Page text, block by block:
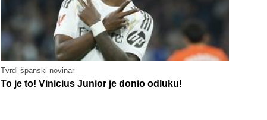
Tvrdi španski novinar
To je to! Vinicius Junior je donio odluku!